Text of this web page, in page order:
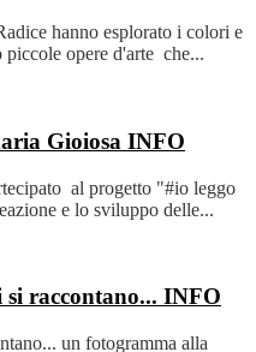
hanno esplorato i colori e
opere d'arte che...
Gioiosa INFO
al progetto "#io leggo
e lo sviluppo delle...
raccontano... INFO
un fotogramma alla